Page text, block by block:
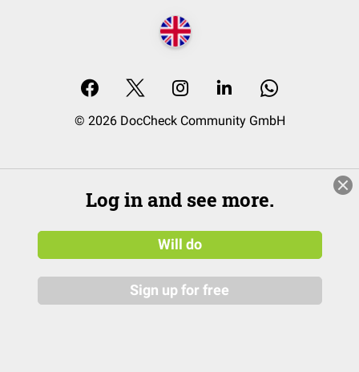
© 2026 DocCheck Community GmbH
Log in and see more.
Will do
Sign up for free